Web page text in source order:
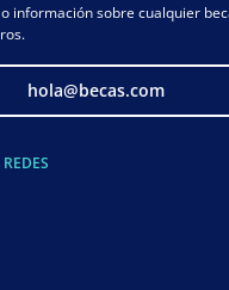
información sobre cualquier
hola@becas.com